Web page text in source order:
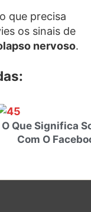
que precisa
os sinais de
nervoso.
O Que Significa
Com O